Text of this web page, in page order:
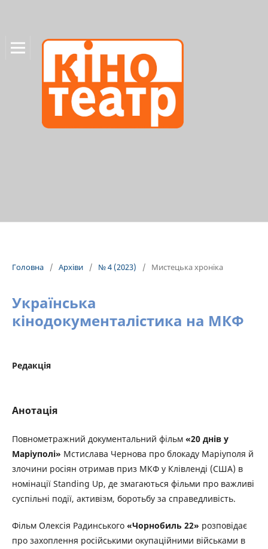
Головна / Архіви / № 4 (2023) / Мистецька хроніка
Українська
кінодокументалістика на МКФ
Редакція
Анотація
Повнометражний документальний фільм «20 днів у
Маріуполі» Мстислава Чернова про блокаду Маріуполя й
злочини росіян отримав приз МКФ у Клівленді (США) в
номінації Standing Uр, де змагаються фільми про важливі
суспільні події, активізм, боротьбу за справедливість.
Фільм Олексія Радинського «Чорнобиль 22» розповідає
про захоплення російськими окупаційними військами в